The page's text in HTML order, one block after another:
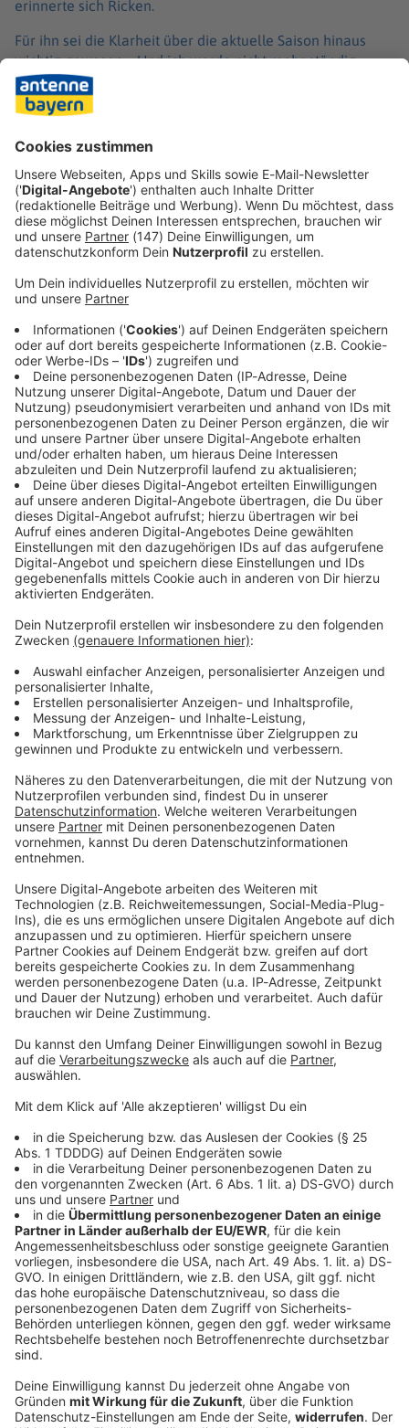
erinnerte sich Ricken.
Für ihn sei die Klarheit über die aktuelle Saison hinaus
wichtig gewesen. «Und ich werde nicht mehr ständig
gefragt: Was ist denn jetzt mit Nikos Vertrag?! Und er hat
es sich einfach auch verdient. Man muss einfach sagen:
Niko liefert ab», sagte Ricken. Kovac hatte den BVB im
Winter auf Tabellenplatz elf übernommen und noch auf
Immer auf dem Laufenden
bleiben!
Verpass' nichts mehr - mit unserem kostenlosen
ANTENNE BAYERN Newsletter. Ob Nachrichten,
Lifestyle oder unsere neuesten Aktionen - wir
informieren dich.
Zum Newsletter anmelden
Du möchtest uns etwas sagen?
Studio Hotline
Kontaktformular
Sprachnachricht
© dpa-infocom, dpa:251015-930-164315/1
Bayern
Autos kollidieren auf Bundesstraße - Drei
Frauen tot